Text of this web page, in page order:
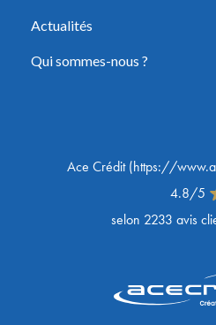
Actualités
Qui sommes-nous ?
Ace Crédit(https://
4.8/5
selon 2233 avis